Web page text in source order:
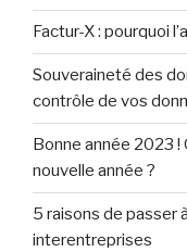
Factur-X : pourquoi
Souveraineté des
contrôle de vos
Bonne année 2023
nouvelle année ?
5 raisons de passer
interentreprises